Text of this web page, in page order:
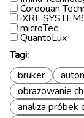
Cordouan
iXRF
microTec
QuantoLux
Tagi:
bruker
obrazowanie
analiza próbek